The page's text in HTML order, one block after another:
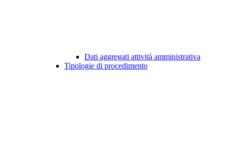
Dati aggregati attività amministrativa
Tipologie di procedimento